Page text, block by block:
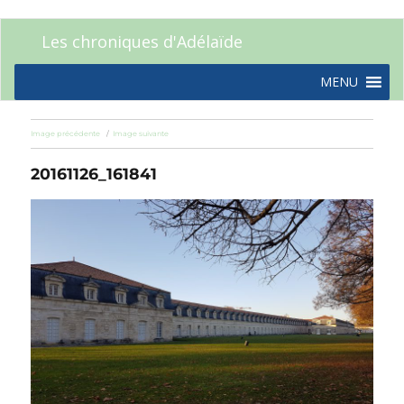
Les chroniques d'Adélaïde
MENU
Image précédente Image suivante
20161126_161841